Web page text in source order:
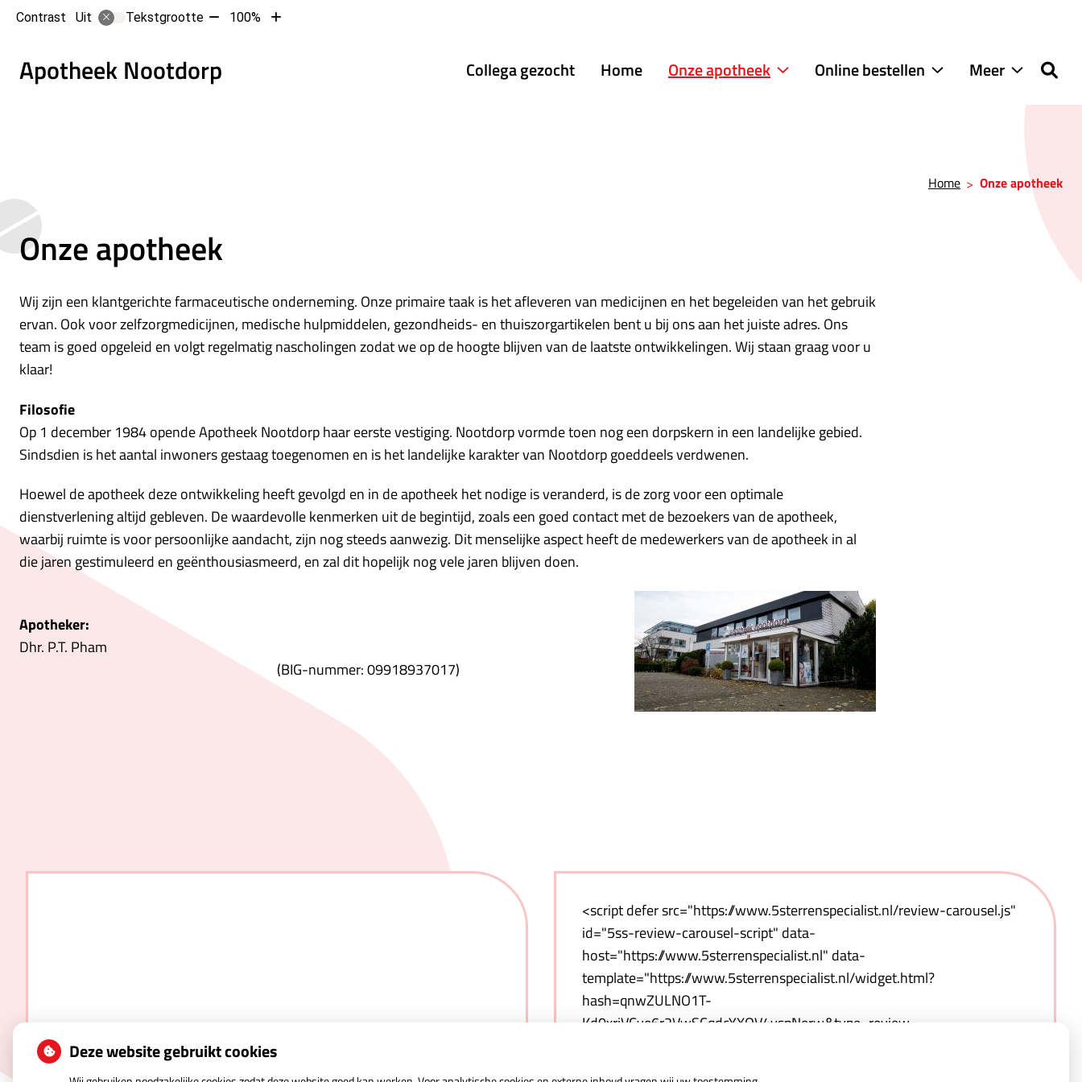
Contrast Uit Tekstgrootte Tekst
10%
100%
Tekst
Apotheek Nootdorp Collega gezocht Home
Onze apotheek
Online bestellen
Meer
Home Onze apotheek
Onze apotheek
Wij zijn een klantgerichte farmaceutische onderneming. Onze primaire taak is het afleveren van medicijnen en het begeleiden van het gebruik
ervan. Ook voor zelfzorgmedicijnen, medische hulpmiddelen, gezondheids- en thuiszorgartikelen bent u bij ons aan het juiste adres. Ons
team is goed opgeleid en volgt regelmatig nascholingen zodat we op de hoogte blijven van de laatste ontwikkelingen. Wij staan graag voor u
klaar!
Filosofie
Op 1 december 1984 opende Apotheek Nootdorp haar eerste vestiging. Nootdorp vormde toen nog een dorpskern in een landelijke gebied.
Sindsdien is het aantal inwoners gestaag toegenomen en is het landelijke karakter van Nootdorp goeddeels verdwenen.
Hoewel de apotheek deze ontwikkeling heeft gevolgd en in de apotheek het nodige is veranderd, is de zorg voor een optimale
dienstverlening altijd gebleven. De waardevolle kenmerken uit de begintijd, zoals een goed contact met de bezoekers van de apotheek,
waarbij ruimte is voor persoonlijke aandacht, zijn nog steeds aanwezig. Dit menselijke aspect heeft de medewerkers van de apotheek in al
die jaren gestimuleerd en geënthousiasmeerd, en zal dit hopelijk nog vele jaren blijven doen.
Apotheker:
Dhr. P.T. Pham
(BIG-nummer: 09918937017)
<script defer src="https://www.5sterrenspecialist.nl/review-carousel.js"
id="5ss-review-carousel-script" data-
host="https://www.5sterrenspecialist.nl" data-
template="https://www.5sterrenspecialist.nl/widget.html?
hash=qnwZULNO1T-
Kd0xrjVCve6r2VwSCqdcYXQV4vspNerw&type=review-
Deze website gebruikt cookies